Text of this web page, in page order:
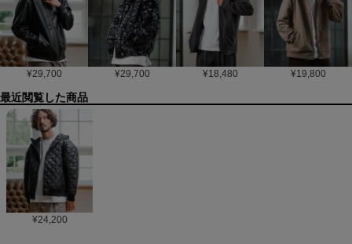
¥29,700 ¥29,700 ¥18,480 ¥19,800
最近閲覧した商品
¥24,200